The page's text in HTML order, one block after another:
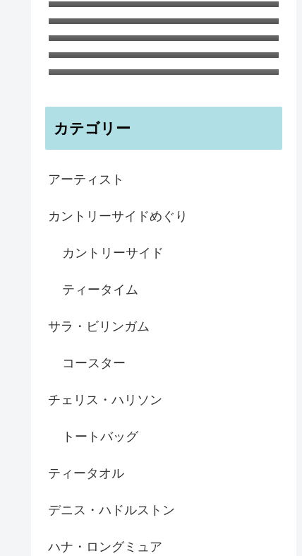
とつ、ガンジー島の海のブルー イ
ンテリアボウル
ビアマグ 350ml 鉄さび釉 イギリ
ス 陶器
子どもにもおすすめ！ ガーデンの
ノートブックA6 ティリー島の海と
森 ハナさんより
パフィン マグカップ
カテゴリー
アーティスト
カントリーサイドめぐり
カントリーサイド
ティータイム
サラ・ビリンガム
コースター
チェリス・ハリソン
トートバッグ
ティータオル
デニス・ハドルストン
ハナ・ロングミュア